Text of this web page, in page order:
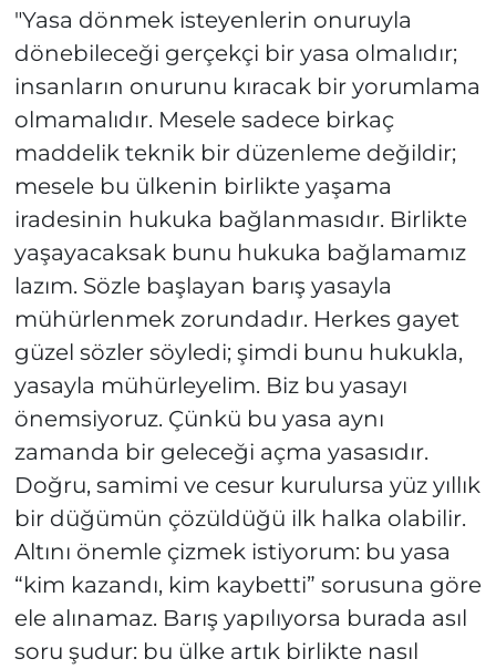
"Yasa dönmek isteyenlerin onuruyla
dönebileceği gerçekçi bir yasa olmalıdır;
insanların onurunu kıracak bir yorumlama
olmamalıdır. Mesele sadece birkaç
maddelik teknik bir düzenleme değildir;
mesele bu ülkenin birlikte yaşama
iradesinin hukuka bağlanmasıdır. Birlikte
yaşayacaksak bunu hukuka bağlamamız
lazım. Sözle başlayan barış yasayla
mühürlenmek zorundadır. Herkes gayet
güzel sözler söyledi; şimdi bunu hukukla,
yasayla mühürleyelim. Biz bu yasayı
önemsiyoruz. Çünkü bu yasa aynı
zamanda bir geleceği açma yasasıdır.
Doğru, samimi ve cesur kurulursa yüz yıllık
bir düğümün çözüldüğü ilk halka olabilir.
Altını önemle çizmek istiyorum: bu yasa
“kim kazandı, kim kaybetti” sorusuna göre
ele alınamaz. Barış yapılıyorsa burada asıl
soru şudur: bu ülke artık birlikte nasıl